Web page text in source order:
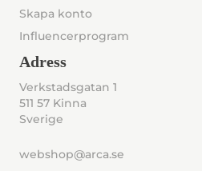
Skapa konto
Influencerprogram
Adress
Verkstadsgatan 1
511 57 Kinna
Sverige
webshop@arca.se